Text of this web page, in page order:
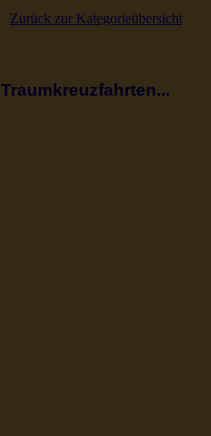
Zurück zur Kategorieübersicht
Traumkreuzfahrten...